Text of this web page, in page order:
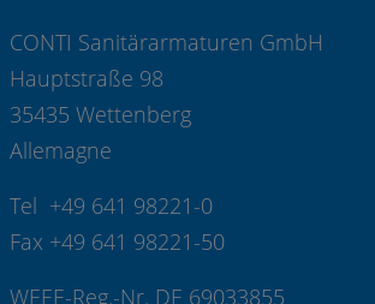
CONTI Sanitärarmaturen GmbH
Hauptstraße 98
35435 Wettenberg
Allemagne
Tel +49 641 98221-0
Fax +49 641 98221-50
WEEE-Reg.-Nr. DE 69033855